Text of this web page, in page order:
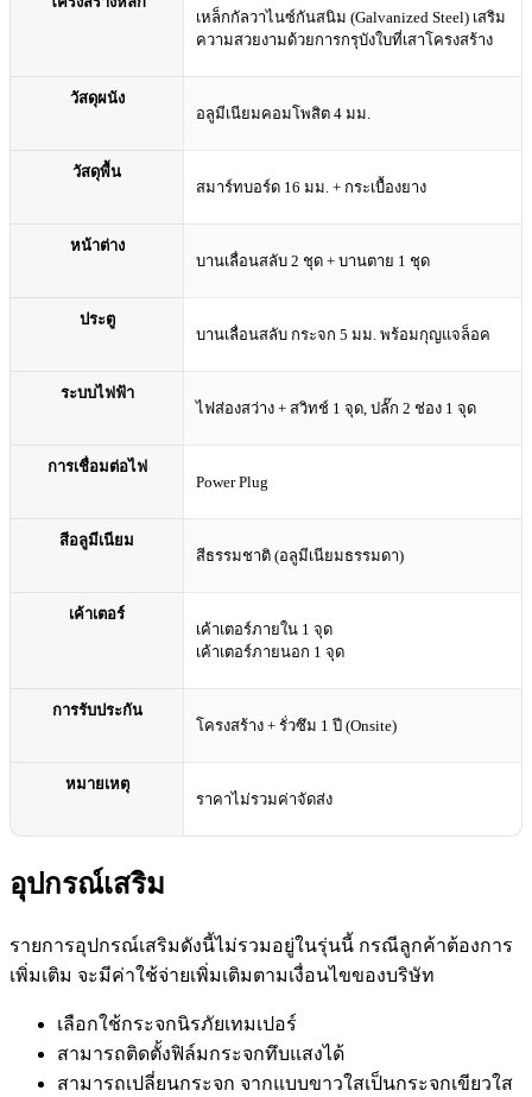
เหล็กกัลวาไนซ์กันสนิม (Galvanized Steel) เสริม
ความสวยงามด้วยการกรุบังใบที่เสาโครงสร้าง
วัสดุผนัง
อลูมีเนียมคอมโพสิต 4 มม.
วัสดุพื้น
สมาร์ทบอร์ด 16 มม. + กระเบื้องยาง
หน้าต่าง
บานเลื่อนสลับ 2 ชุด + บานตาย 1 ชุด
ประตู
บานเลื่อนสลับ กระจก 5 มม. พร้อมกุญแจล็อค
ระบบไฟฟ้า
ไฟส่องสว่าง + สวิทช์ 1 จุด, ปลั๊ก 2 ช่อง 1 จุด
การเชื่อมต่อไฟ
Power Plug
สีอลูมีเนียม
สีธรรมชาติ (อลูมีเนียมธรรมดา)
เค้าเตอร์
เค้าเตอร์ภายใน 1 จุด
เค้าเตอร์ภายนอก 1 จุด
การรับประกัน
โครงสร้าง + รั่วซึม 1 ปี (Onsite)
หมายเหตุ
ราคาไม่รวมค่าจัดส่ง
อุปกรณ์เสริม
รายการอุปกรณ์เสริมดังนี้ไม่รวมอยู่ในรุ่นนี้ กรณีลูกค้าต้องการ
เพิ่มเติม จะมีค่าใช้จ่ายเพิ่มเติมตามเงื่อนไขของบริษัท
เลือกใช้กระจกนิรภัยเทมเปอร์
สามารถติดตั้งฟิล์มกระจกทึบแสงได้
สามารถเปลี่ยนกระจก จากแบบขาวใสเป็นกระจกเขียวใส